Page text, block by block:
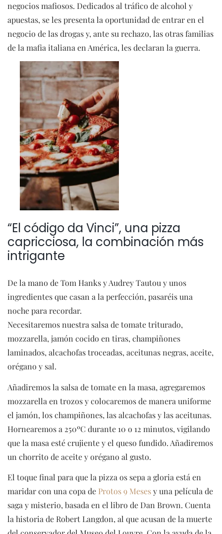
negocios mafiosos. Dedicados al tráfico de alcohol y
apuestas, se les presenta la oportunidad de entrar en el
negocio de las drogas y, ante su rechazo, las otras familias
de la mafia italiana en América, les declaran la guerra.
“El código da Vinci”, una pizza
capricciosa, la combinación más
intrigante
De la mano de Tom Hanks y Audrey Tautou y unos
ingredientes que casan a la perfección, pasaréis una
noche para recordar.
Necesitaremos nuestra salsa de tomate triturado,
mozzarella, jamón cocido en tiras, champiñones
laminados, alcachofas troceadas, aceitunas negras, aceite,
orégano y sal.
Añadiremos la salsa de tomate en la masa, agregaremos
mozzarella en trozos y colocaremos de manera uniforme
el jamón, los champiñones, las alcachofas y las aceitunas.
Hornearemos a 250ºC durante 10 o 12 minutos, vigilando
que la masa esté crujiente y el queso fundido. Añadiremos
un chorrito de aceite y orégano al gusto.
El toque final para que la pizza os sepa a gloria está en
maridar con una copa de Protos 9 Mesesy una película de
saga y misterio, basada en el libro de Dan Brown. Cuenta
la historia de Robert Langdon, al que acusan de la muerte